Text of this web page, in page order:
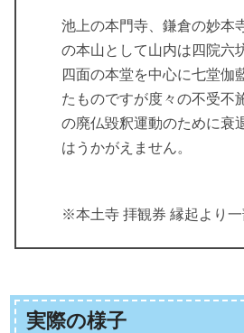
池上の本門寺、鎌倉の妙本
の本山として山内は四院六
四面の本堂を中心に七堂伽
たものですが度々の不受不
の廃仏毀釈運動のために衰
はうかがえません。
※本土寺 拝観券 縁起より
実際の様子